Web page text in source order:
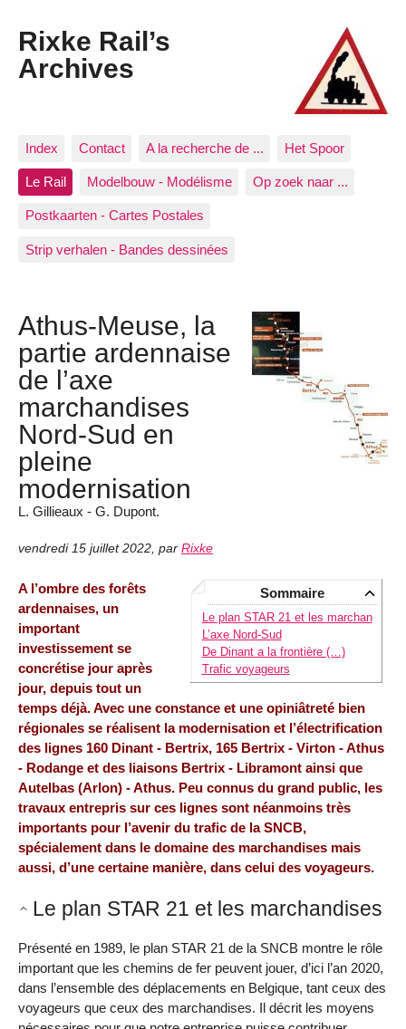
Rixke Rail’s
Archives
Index Contact A la recherche de ... Het Spoor
Le Rail Modelbouw - Modélisme Op zoek naar ...
Postkaarten - Cartes Postales
Strip verhalen - Bandes dessinées
Athus-Meuse, la
partie ardennaise
de l’axe
marchandises
Nord-Sud en
pleine
modernisation
L. Gillieaux - G. Dupont.
vendredi 15 juillet 2022, par Rixke
Sommaire
Le plan STAR 21 et les marchan
L’axe Nord-Sud
De Dinant a la frontière (…)
Trafic voyageurs
A l’ombre des forêts
ardennaises, un
important
investissement se
concrétise jour après
jour, depuis tout un
temps déjà. Avec une constance et une opiniâtreté bien
régionales se réalisent la modernisation et l’électrification
des lignes 160 Dinant - Bertrix, 165 Bertrix - Virton - Athus
- Rodange et des liaisons Bertrix - Libramont ainsi que
Autelbas (Arlon) - Athus. Peu connus du grand public, les
travaux entrepris sur ces lignes sont néanmoins très
importants pour l’avenir du trafic de la SNCB,
spécialement dans le domaine des marchandises mais
aussi, d’une certaine manière, dans celui des voyageurs.
Le plan STAR 21 et les marchandises
Présenté en 1989, le plan STAR 21 de la SNCB montre le rôle
important que les chemins de fer peuvent jouer, d’ici l’an 2020,
dans l’ensemble des déplacements en Belgique, tant ceux des
voyageurs que ceux des marchandises. Il décrit les moyens